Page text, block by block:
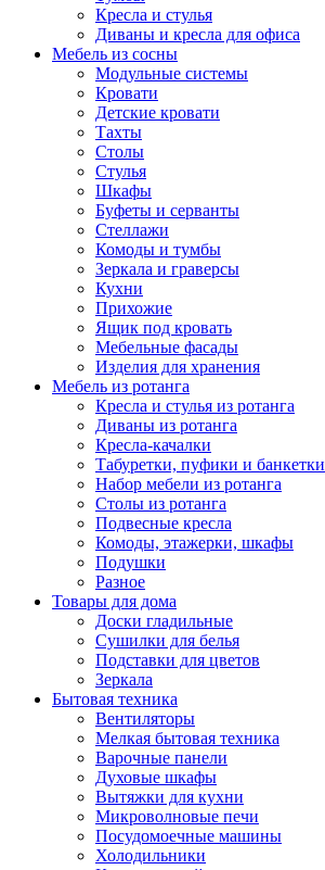
Кресла и стулья
Диваны и кресла для офиса
Мебель из сосны
Модульные системы
Кровати
Детские кровати
Тахты
Столы
Стулья
Шкафы
Буфеты и серванты
Стеллажи
Комоды и тумбы
Зеркала и граверсы
Кухни
Прихожие
Ящик под кровать
Мебельные фасады
Изделия для хранения
Мебель из ротанга
Кресла и стулья из ротанга
Диваны из ротанга
Кресла-качалки
Табуретки, пуфики и банкетки
Набор мебели из ротанга
Столы из ротанга
Подвесные кресла
Комоды, этажерки, шкафы
Подушки
Разное
Товары для дома
Доски гладильные
Сушилки для белья
Подставки для цветов
Зеркала
Бытовая техника
Вентиляторы
Мелкая бытовая техника
Варочные панели
Духовые шкафы
Вытяжки для кухни
Микроволновые печи
Посудомоечные машины
Холодильники